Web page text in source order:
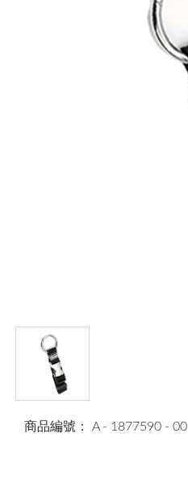
商品編號： A - 1877590 - 00